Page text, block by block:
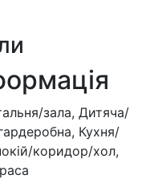
зала, Дитяча/
Кухня/
коридор/хол,